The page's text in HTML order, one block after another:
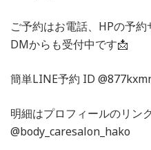
ご予約はお電話、HPの予
DMからも受付中です📩
簡単LINE予約 ID
明細はプロフィールのリン
@body_caresalon_hako